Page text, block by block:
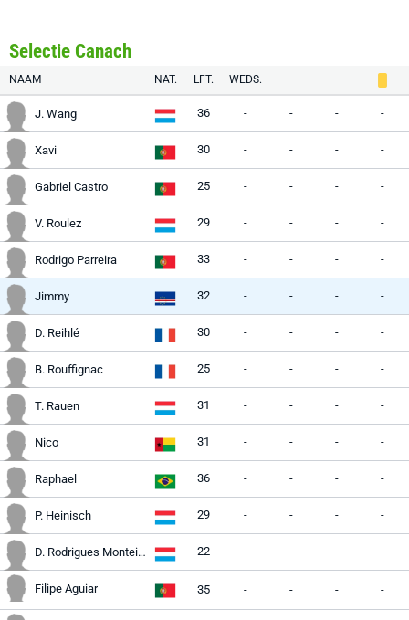
Selectie Canach
NAAM NAT. LFT. WEDS.
J. Wang 36 - - - -
Xavi 30 - - - -
Gabriel Castro 25 - - - -
V. Roulez 29 - - - -
Rodrigo Parreira 33 - - - -
Jimmy 32 - - - -
D. Reihlé 30 - - - -
B. Rouffignac 25 - - - -
T. Rauen 31 - - - -
Nico 31 - - - -
Raphael 36 - - - -
P. Heinisch 29 - - - -
D. Rodrigues Monteiro 22 - - - -
Filipe Aguiar 35 - - - -